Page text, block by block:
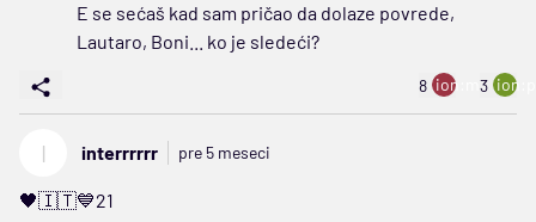
E se sećaš kad sam pričao da dolaze povrede,
Lautaro, Boni... ko je sledeći?
8 ion:minus
3
I interrrrrr pre 5 meseci
🖤🇮🇹💙21